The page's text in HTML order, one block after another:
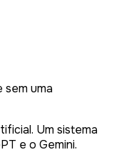
sem uma
Um sistema
e o Gemini.